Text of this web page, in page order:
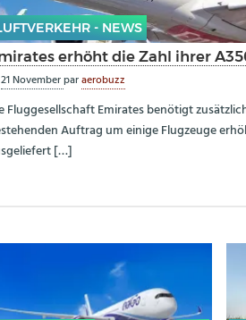
- NEWS
erhöht die Zahl ihrer
21 Novemberparaerobuzz
Fluggesellschaft Emirates benötigt
Auftrag um einige Flugzeuge
[…]